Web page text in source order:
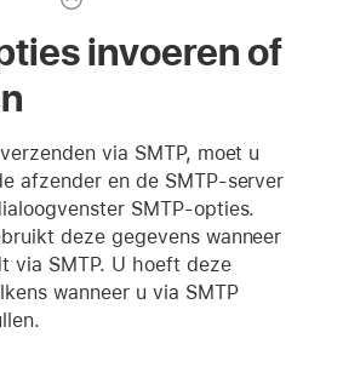
invoeren of
via SMTP, moet u
afzender en de SMTP-server
SMTP-opties.
deze gegevens wanneer
via SMTP. U hoeft deze
wanneer u via SMTP